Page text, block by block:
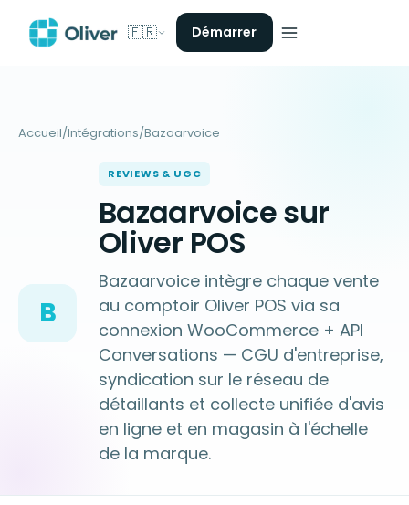
🇫🇷 Démarrer
Accueil/Intégrations/Bazaarvoice
B
REVIEWS & UGC
Bazaarvoice sur
Oliver POS
Bazaarvoice intègre chaque vente
au comptoir Oliver POS via sa
connexion WooCommerce + API
Conversations — CGU d'entreprise,
syndication sur le réseau de
détaillants et collecte unifiée d'avis
en ligne et en magasin à l'échelle
de la marque.